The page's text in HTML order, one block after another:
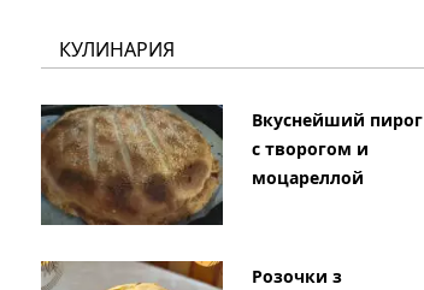
КУЛИНАРИЯ
Вкуснейший пирог
с творогом и
моцареллой
Розочки з